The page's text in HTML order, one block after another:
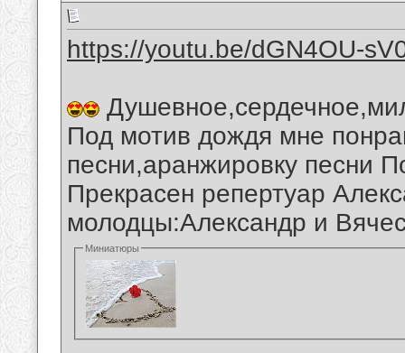
https://youtu.be/dGN4OU-
Под мотив дождя мне
песни,аранжировку песни
Прекрасен репертуар
молодцы:Александр и
Миниатюры